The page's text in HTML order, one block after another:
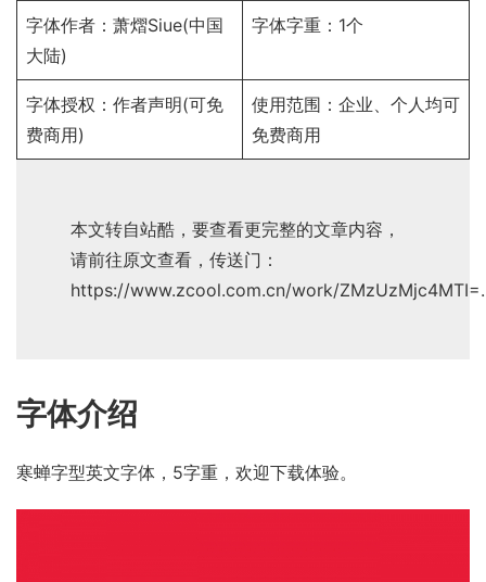
字体作者： 萧熠Siue(中国
大陆)
字体字重：1个
字体授权： 作者声明(可免
费商用)
使用范围：企业、个人均可
免费商用
本文转自站酷，要查看更完整的文章内容，
请前往原文查看，传送门：
https://www.zcool.com.cn/work/
字体介绍
寒蝉字型英文字体，5字重，欢迎下载体验。